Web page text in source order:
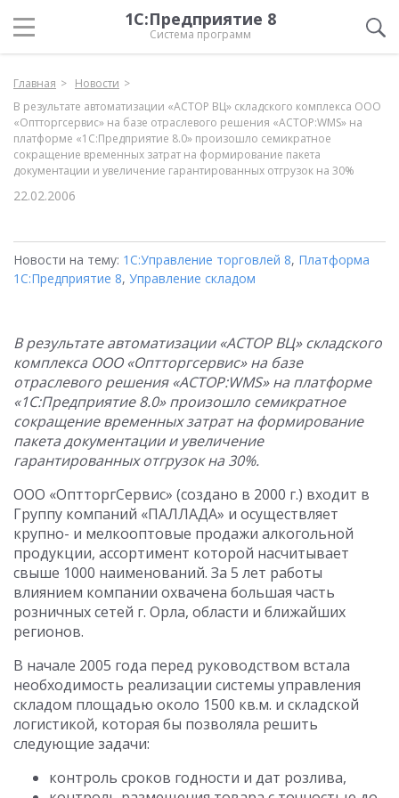
1С:Предприятие 8
Система программ
Главная
Новости
В результате автоматизации «АСТОР ВЦ» складского комплекса ООО
«Оптторгсервис» на базе отраслевого решения «АСТОР:WMS» на
платформе «1С:Предприятие 8.0» произошло семикратное
сокращение временных затрат на формирование пакета
документации и увеличение гарантированных отгрузок на 30%
22.02.2006
Новости на тему: 1С:Управление торговлей 8, Платформа
1С:Предприятие 8, Управление складом
В результате автоматизации «АСТОР ВЦ» складского
комплекса ООО «Оптторгсервис» на базе
отраслевого решения «АСТОР:WMS» на платформе
«1С:Предприятие 8.0» произошло семикратное
сокращение временных затрат на формирование
пакета документации и увеличение
гарантированных отгрузок на 30%.
ООО «ОптторгСервис» (создано в 2000 г.) входит в
Группу компаний «ПАЛЛАДА» и осуществляет
крупно- и мелкооптовые продажи алкогольной
продукции, ассортимент которой насчитывает
свыше 1000 наименований. За 5 лет работы
влиянием компании охвачена большая часть
розничных сетей г. Орла, области и ближайших
регионов.
В начале 2005 года перед руководством встала
необходимость реализации системы управления
складом площадью около 1500 кв.м. и складской
логистикой, которая бы позволяла решить
следующие задачи:
контроль сроков годности и дат розлива,